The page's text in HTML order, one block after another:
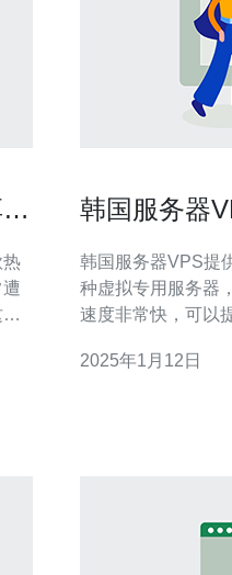
热
韩国服务器
韩国服务器VPS提供高质量毛
种虚拟专用服务器
速度非常快，可以
观看毛片时不会出
2025年1月12日